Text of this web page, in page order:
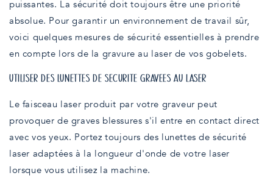
puissantes. La sécurité doit toujours être une priorité
absolue. Pour garantir un environnement de travail sûr,
voici quelques mesures de sécurité essentielles à prendre
en compte lors de la gravure au laser de vos gobelets.
UTILISER DES LUNETTES DE SÉCURITÉ GRAVÉES AU LASER
Le faisceau laser produit par votre graveur peut
provoquer de graves blessures s'il entre en contact direct
avec vos yeux. Portez toujours des lunettes de sécurité
laser adaptées à la longueur d'onde de votre laser
lorsque vous utilisez la machine.